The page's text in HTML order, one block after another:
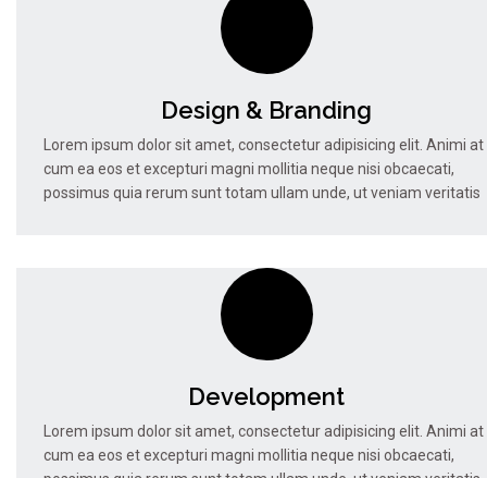
Design & Branding
Lorem ipsum dolor sit amet, consectetur adipisicing elit. Animi at
cum ea eos et excepturi magni mollitia neque nisi obcaecati,
possimus quia rerum sunt totam ullam unde, ut veniam veritatis
Development
Lorem ipsum dolor sit amet, consectetur adipisicing elit. Animi at
cum ea eos et excepturi magni mollitia neque nisi obcaecati,